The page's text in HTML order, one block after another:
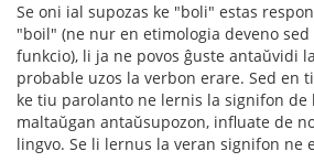
Se oni ial supozas ke "boli" estas
"boil" (ne nur en etimologia deveno
funkcio), li ja ne povos ĝuste antaŭvidi
probable uzos la verbon erare. Sed en
ke tiu parolanto ne lernis la signifon
maltaŭgan antaŭsupozon, influate de
lingvo. Se li lernus la veran signifon ne